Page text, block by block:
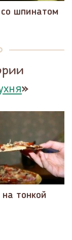
шпинатом
»
тонкой